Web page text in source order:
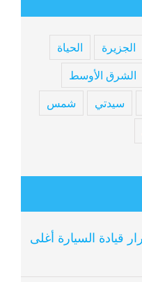
الجزيرة الحياة
الشرق الأوسط
سيدتي شمس
قيادة السيارة أغلى